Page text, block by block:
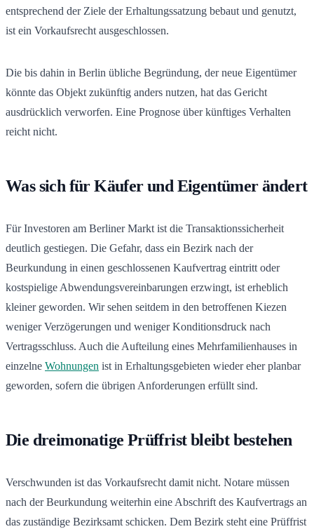
entsprechend der Ziele der Erhaltungssatzung bebaut und genutzt,
ist ein Vorkaufsrecht ausgeschlossen.
Die bis dahin in Berlin übliche Begründung, der neue Eigentümer
könnte das Objekt zukünftig anders nutzen, hat das Gericht
ausdrücklich verworfen. Eine Prognose über künftiges Verhalten
reicht nicht.
Was sich für Käufer und Eigentümer ändert
Für Investoren am Berliner Markt ist die Transaktionssicherheit
deutlich gestiegen. Die Gefahr, dass ein Bezirk nach der
Beurkundung in einen geschlossenen Kaufvertrag eintritt oder
kostspielige Abwendungsvereinbarungen erzwingt, ist erheblich
kleiner geworden. Wir sehen seitdem in den betroffenen Kiezen
weniger Verzögerungen und weniger Konditionsdruck nach
Vertragsschluss. Auch die Aufteilung eines Mehrfamilienhauses in
einzelne Wohnungen ist in Erhaltungsgebieten wieder eher planbar
geworden, sofern die übrigen Anforderungen erfüllt sind.
Die dreimonatige Prüffrist bleibt bestehen
Verschwunden ist das Vorkaufsrecht damit nicht. Notare müssen
nach der Beurkundung weiterhin eine Abschrift des Kaufvertrags an
das zuständige Bezirksamt schicken. Dem Bezirk steht eine Prüffrist